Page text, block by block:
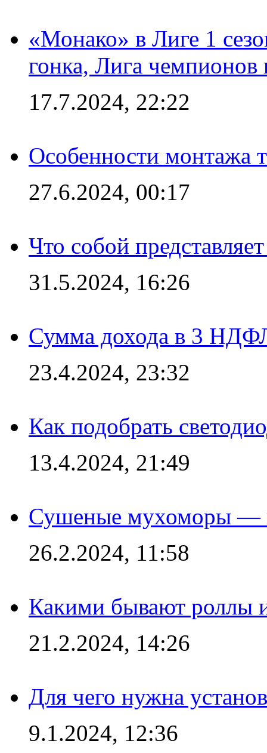
«Монако» в Лиге 1
гонка, Лига чемпионов
17.7.2024, 22:22
Особенности монтажа
27.6.2024, 00:17
Что собой
31.5.2024, 16:26
Сумма дохода в 3
23.4.2024, 23:32
Как подобрать
13.4.2024, 21:49
Сушеные мухоморы —
26.2.2024, 11:58
Какими бывают роллы
21.2.2024, 14:26
Для чего нужна
9.1.2024, 12:36